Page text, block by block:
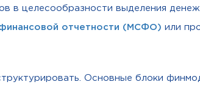
в целесообразности выделения
отчетности (МСФО) или
Основные блоки